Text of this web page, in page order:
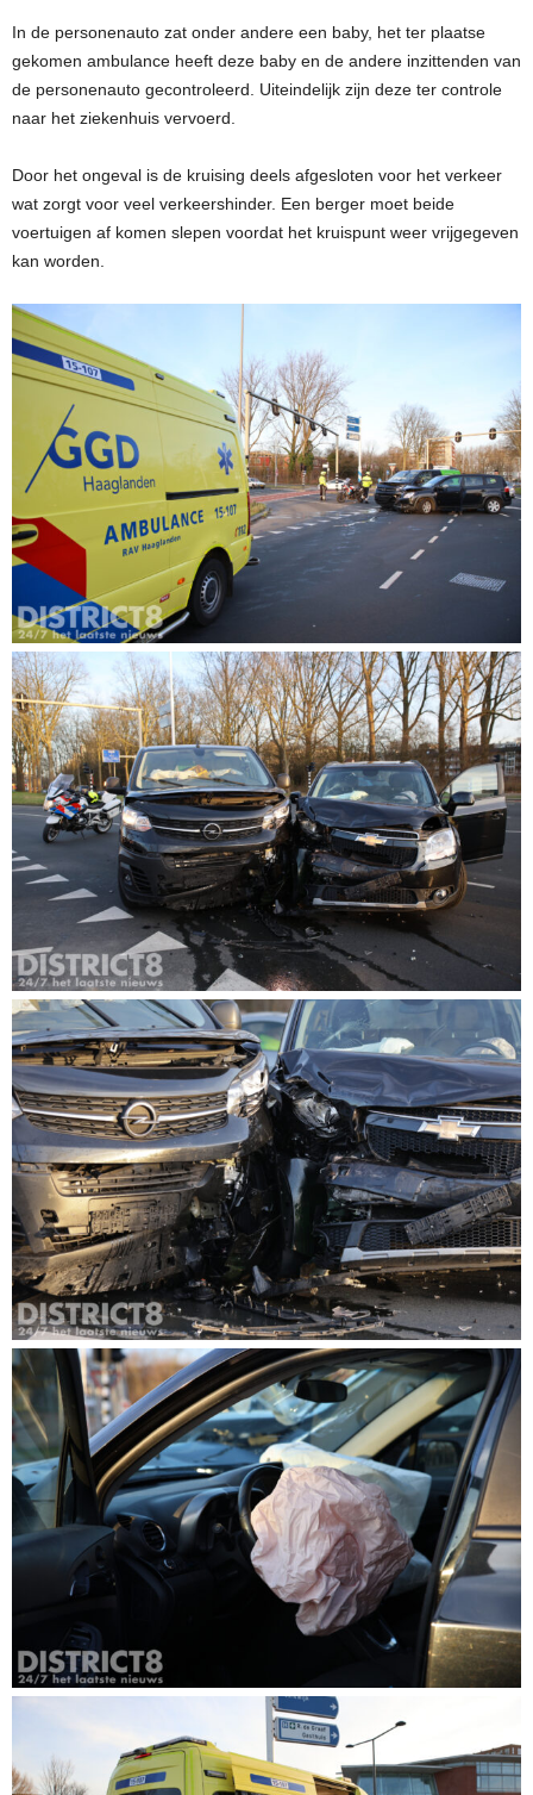
In de personenauto zat onder andere een baby, het ter plaatse
gekomen ambulance heeft deze baby en de andere inzittenden van
de personenauto gecontroleerd. Uiteindelijk zijn deze ter controle
naar het ziekenhuis vervoerd.
Door het ongeval is de kruising deels afgesloten voor het verkeer
wat zorgt voor veel verkeershinder. Een berger moet beide
voertuigen af komen slepen voordat het kruispunt weer vrijgegeven
kan worden.